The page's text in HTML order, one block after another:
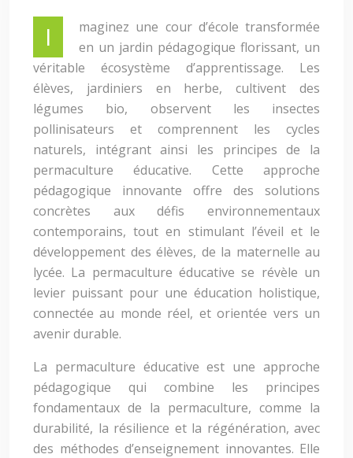
I
maginez une cour d’école transformée
en un jardin pédagogique florissant, un
véritable écosystème d’apprentissage. Les
élèves, jardiniers en herbe, cultivent des
légumes bio, observent les insectes
pollinisateurs et comprennent les cycles
naturels, intégrant ainsi les principes de la
permaculture éducative. Cette approche
pédagogique innovante offre des solutions
concrètes aux défis environnementaux
contemporains, tout en stimulant l’éveil et le
développement des élèves, de la maternelle au
lycée. La permaculture éducative se révèle un
levier puissant pour une éducation holistique,
connectée au monde réel, et orientée vers un
avenir durable.
La permaculture éducative est une approche
pédagogique qui combine les principes
fondamentaux de la permaculture, comme la
durabilité, la résilience et la régénération, avec
des méthodes d’enseignement innovantes. Elle